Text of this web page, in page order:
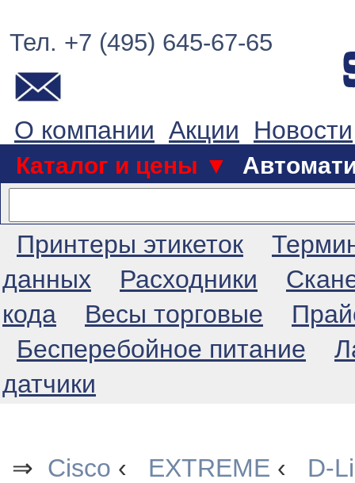
Тел. +7 (495) 645-67-65
О компании Акции Новости
Каталог и цены ▼
Принтеры этикеток
данных
Расходники
кода
Весы торговые
Бесперебойное питание
датчики
⇒ Cisco ‹ EXTREME ‹ D-